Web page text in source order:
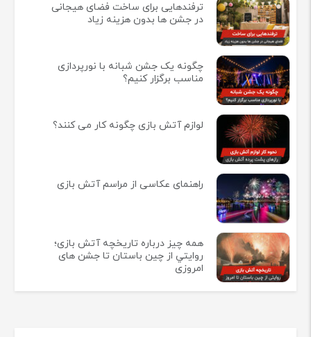
ترفندهایی برای ساخت فضای هیجانی
در جشن ها بدون هزینه زیاد
چگونه یک جشن شبانه با نورپردازی
مناسب برگزار کنیم؟
لوازم آتش بازی چگونه کار می کنند؟
راهنمای عکاسی از مراسم آتش بازی
همه چيز درباره تاريخچه آتش بازی؛
روايتي از چين باستان تا جشن های
امروزی